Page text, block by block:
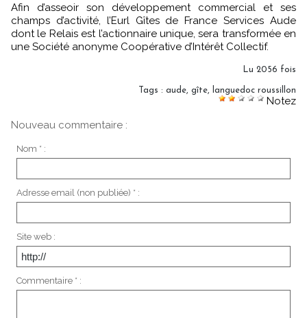
Afin d’asseoir son développement commercial et ses
champs d’activité, l’Eurl Gîtes de France Services Aude
dont le Relais est l’actionnaire unique, sera transformée en
une Société anonyme Coopérative d’Intérêt Collectif.
Lu 2056 fois
Tags : aude gîte languedoc roussillon
Notez
Nouveau commentaire :
Nom * :
Adresse email (non publiée) * :
Site web :
Commentaire * :